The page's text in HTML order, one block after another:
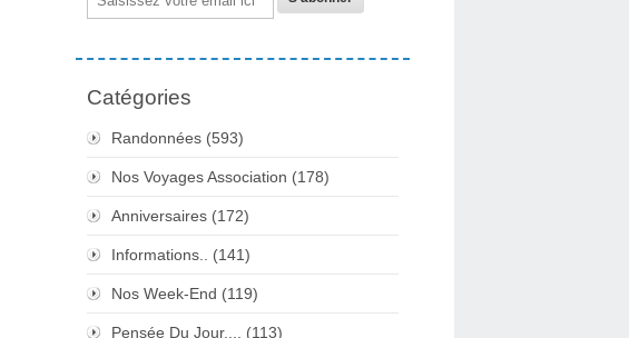
Catégories
Randonnées (593)
Nos Voyages Association (178)
Anniversaires (172)
Informations.. (141)
Nos Week-End (119)
Pensée Du Jour.... (113)